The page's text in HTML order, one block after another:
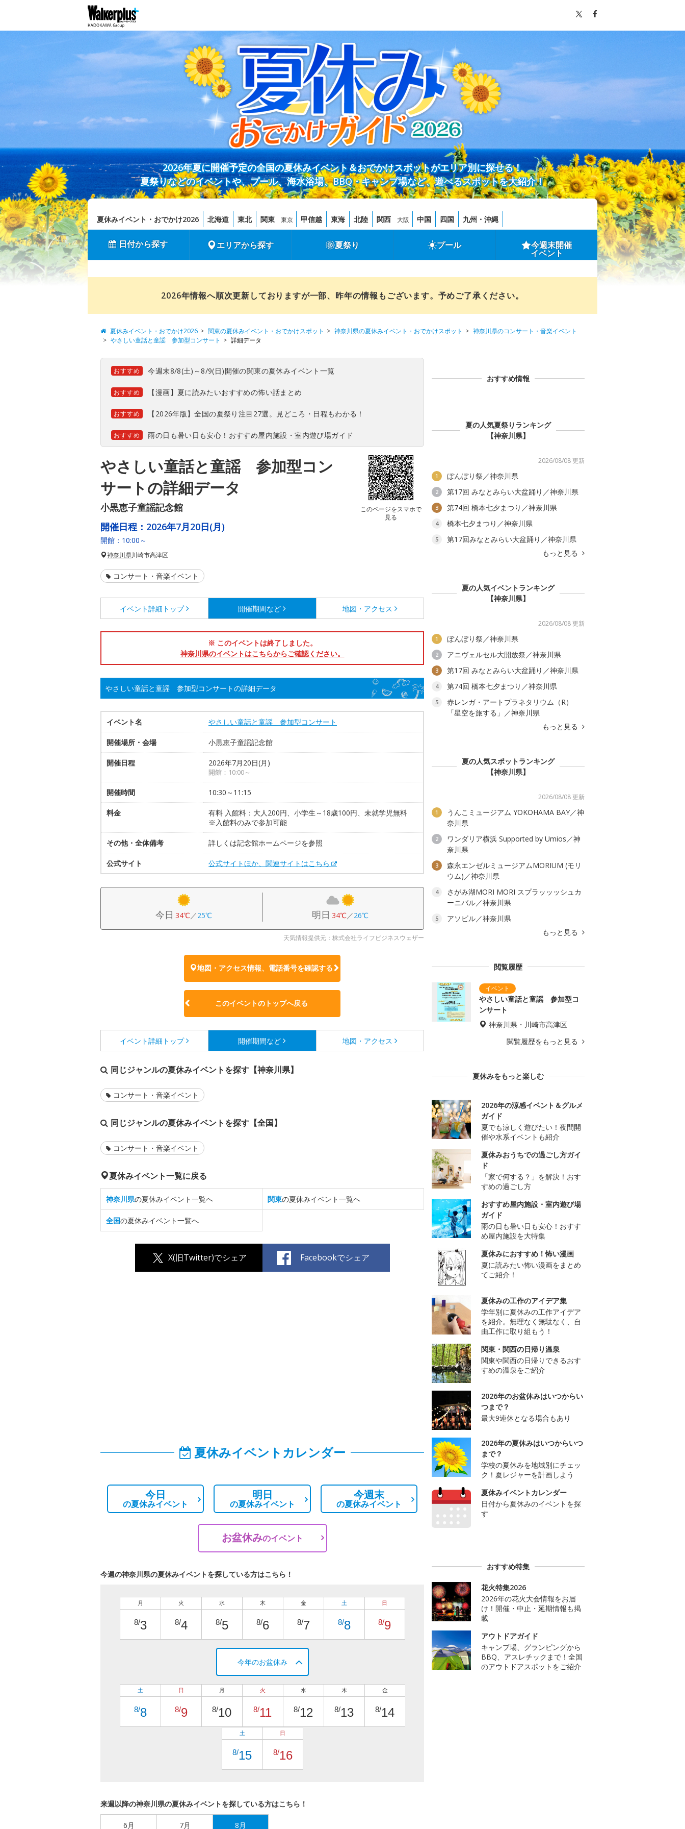
2026年夏に開催予定の全国の夏休みイベント＆おでかけスポットがエリア別に探せる！
夏祭りなどのイベントや、プール、海水浴場、BBQ・キャンプ場など、遊べるスポットを大紹介！
夏休みイベント・おでかけ2026 北海道 東北 関東 東京 甲信越 東海 北陸 関西 大阪 中国 四国 九州・沖縄
日付から探す エリアから探す 夏祭り プール 今週末開催
イベント
2026年情報へ順次更新しておりますが一部、昨年の情報もございます。予めご了承ください。
夏休みイベント・おでかけ2026 関東の夏休みイベント・おでかけスポット 神奈川県の夏休みイベント・おでかけスポット
神奈川県のコンサート・音楽イベント
やさしい童話と童謡 参加型コンサート
詳細データ
おすすめ 今週末8/8(土)～8/9(日)開催の関東の夏休みイベント一覧
おすすめ 【漫画】夏に読みたいおすすめの怖い話まとめ
おすすめ 【2026年版】全国の夏祭り注目27選。見どころ・日程もわかる！
おすすめ 雨の日も暑い日も安心！おすすめ屋内施設・室内遊び場ガイド
やさしい童話と童謡 参加型コン
サートの詳細データ
小黒恵子童謡記念館
このページをスマホで
見る
開催日程： 2026年7月20日(月)
開館：10:00～
神奈川県川崎市高津区
コンサート・音楽イベント
イベント詳細 トップ 開催期間など 地図・アクセス
※ このイベントは終了しました。
神奈川県のイベントはこちらからご確認ください。
やさしい童話と童謡 参加型コンサートの詳細データ
イベント名 やさしい童話と童謡 参加型コンサート
開催場所・会場 小黒恵子童謡記念館
開催日程 2026年7月20日(月)
開館：10:00～
開催時間 10:30～11:15
料金
有料 入館料：大人200円、小学生～18歳100円、未就学児無料
※入館料のみで参加可能
その他・全体備考 詳しくは記念館ホームページを参照
公式サイト 公式サイトほか、関連サイトはこちら
今日 34℃／25℃ 明日 34℃／26℃
天気情報提供元：株式会社ライフビジネスウェザー
地図・アクセス情報、電話番号を確認する
このイベントのトップへ戻る
イベント詳細 トップ 開催期間など 地図・アクセス
同じジャンルの夏休みイベントを探す【神奈川県】
コンサート・音楽イベント
同じジャンルの夏休みイベントを探す【全国】
コンサート・音楽イベント
夏休みイベント一覧に戻る
神奈川県の夏休みイベント一覧へ 関東の夏休みイベント一覧へ
全国の夏休みイベント一覧へ
X(旧Twitter)でシェア Facebookでシェア
夏休みイベントカレンダー
今日
の夏休みイベント
明日
の夏休みイベント
今週末
の夏休みイベント
お盆休みのイベント
今週の神奈川県の夏休みイベントを探している方はこちら！
月
8/3
火
8/4
水
8/5
木
8/6
金
8/7
土
8/8
日
8/9
今年のお盆休み
土
8/8
日
8/9
月
8/10
火
8/11
水
8/12
木
8/13
金
8/14
土
8/15
日
8/16
来週以降の神奈川県の夏休みイベントを探している方はこちら！
6月 7月 8月
おすすめ情報
夏の人気夏祭りランキング
【神奈川県】
2026/08/08 更新
1 ぼんぼり祭／神奈川県
2 第17回 みなとみらい大盆踊り／神奈川県
3 第74回 橋本七夕まつり／神奈川県
4 橋本七夕まつり／神奈川県
5
第17回みなとみらい大盆踊り／神奈川県
もっと見る
夏の人気イベントランキング
【神奈川県】
2026/08/08 更新
1 ぼんぼり祭／神奈川県
2 アニヴェルセル大開放祭／神奈川県
3 第17回 みなとみらい大盆踊り／神奈川県
4 第74回 橋本七夕まつり／神奈川県
5
赤レンガ・アートプラネタリウム（R）
「星空を旅する」／神奈川県
もっと見る
夏の人気スポットランキング
【神奈川県】
2026/08/08 更新
1
うんこミュージアム YOKOHAMA BAY／神
奈川県
2
ワンダリア横浜 Supported by Umios／神
奈川県
3
森永エンゼルミュージアムMORIUM (モリ
ウム)／神奈川県
4
さがみ湖MORI MORI スプラッッッシュカ
ーニバル／神奈川県
5
アソビル／神奈川県
もっと見る
閲覧履歴
やさしい童話と童謡 参加型コ
ンサート
神奈川県・川崎市高津区
閲覧履歴をもっと見る
夏休みをもっと楽しむ
2026年の涼感イベント＆グルメ
ガイド
夏でも涼しく遊びたい！夜間開
催や水系イベントも紹介
夏休みおうちでの過ごし方ガイ
ド
「家で何する？」を解決！おす
すめの過ごし方
おすすめ屋内施設・室内遊び場
ガイド
雨の日も暑い日も安心！おすす
め屋内施設を大特集
夏休みにおすすめ！怖い漫画
夏に読みたい怖い漫画をまとめ
てご紹介！
夏休みの工作のアイデア集
学年別に夏休みの工作アイデア
を紹介。無理なく無駄なく、自
由工作に取り組もう！
関東・関西の日帰り温泉
関東や関西の日帰りできるおす
すめの温泉をご紹介
2026年のお盆休みはいつからい
つまで？
最大9連休となる場合もあり
2026年の夏休みはいつからいつ
まで？
学校の夏休みを地域別にチェッ
ク！夏レジャーを計画しよう
夏休みイベントカレンダー
日付から夏休みのイベントを探
す
おすすめ特集
花火特集2026
2026年の花火大会情報をお届
け！開催・中止・延期情報も掲
載
アウトドアガイド
キャンプ場、グランピングから
BBQ、アスレチックまで！全国
のアウトドアスポットをご紹介